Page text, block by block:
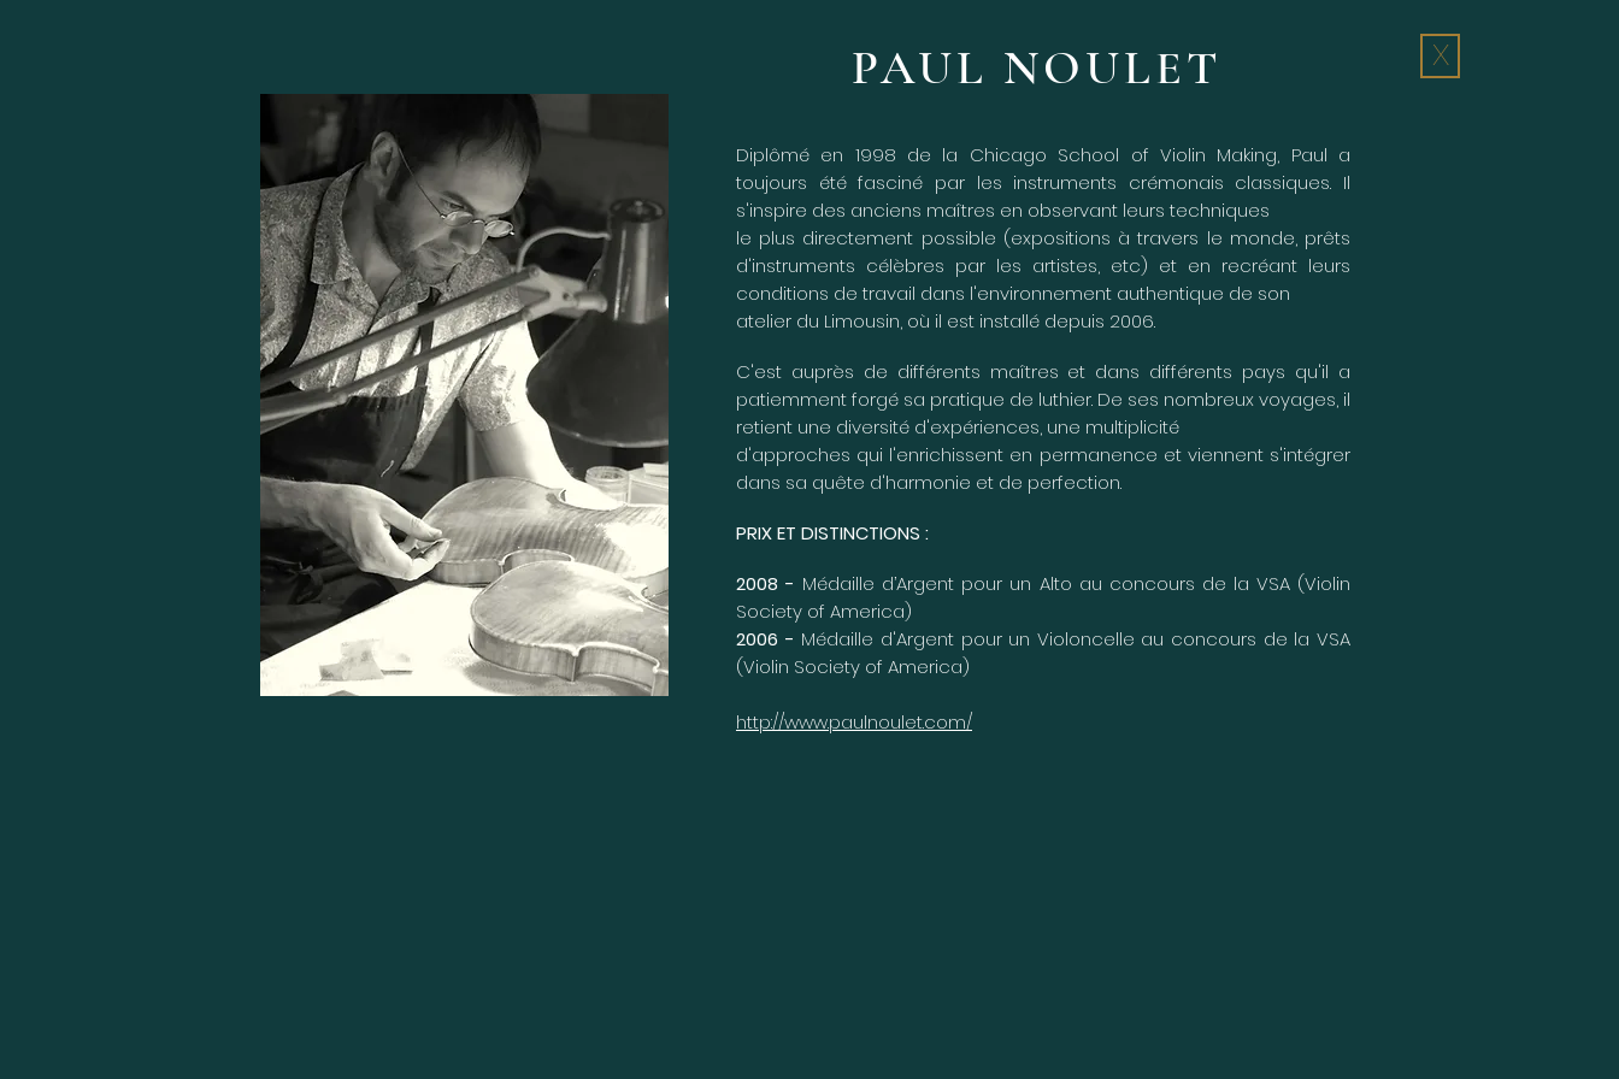
PAUL NOULET X
Diplômé en 1998 de la Chicago School of Violin Making, Paul a
toujours été fasciné par les instruments crémonais classiques. Il
s'inspire des anciens maîtres en observant leurs techniques
le plus directement possible (expositions à travers le monde, prêts
d'instruments célèbres par les artistes, etc) et en recréant leurs
conditions de travail dans l'environnement authentique de son
atelier du Limousin, où il est installé depuis 2006.
C'est auprès de différents maîtres et dans différents pays qu'il a
patiemment forgé sa pratique de luthier. De ses nombreux voyages, il
retient une diversité d'expériences, une multiplicité
d'approches qui l'enrichissent en permanence et viennent s'intégrer
dans sa quête d'harmonie et de perfection.
PRIX ET DISTINCTIONS :
2008 - Médaille d’Argent pour un Alto au concours de la VSA (Violin
Society of America)
2006 - Médaille d'Argent pour un Violoncelle au concours de la VSA
(Violin Society of America)
http://www.paulnoulet.com/